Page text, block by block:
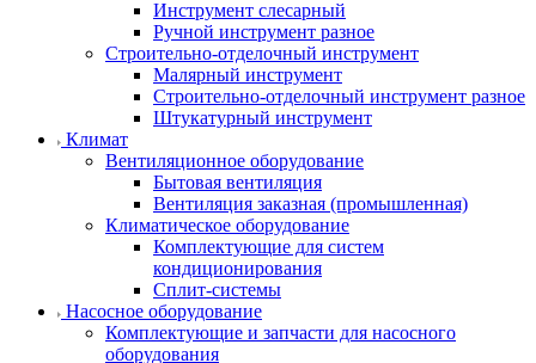
Инструмент слесарный
Ручной инструмент разное
Строительно-отделочный инструмент
Малярный инструмент
Строительно-отделочный инструмент разное
Штукатурный инструмент
Климат
Вентиляционное оборудование
Бытовая вентиляция
Вентиляция заказная (промышленная)
Климатическое оборудование
Комплектующие для систем
кондиционирования
Сплит-системы
Насосное оборудование
Комплектующие и запчасти для насосного
оборудования